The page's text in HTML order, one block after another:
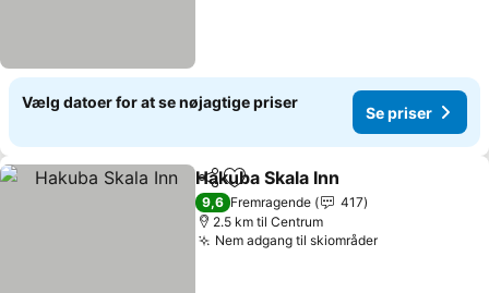
Vælg datoer for at se nøjagtige priser
Se priser
Del Føj til favoritter
Hakuba Skala Inn
9,6 Fremragende
417
2.5 km til Centrum
Nem adgang til skiområder